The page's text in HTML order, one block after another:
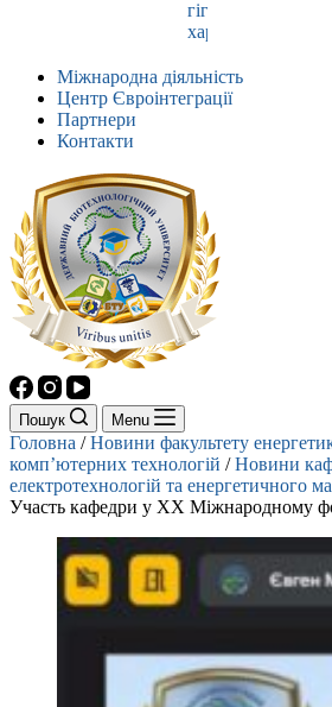
гігієни
харчування
Міжнародна діяльність
Центр Євроінтеграції
Партнери
Контакти
Пошук Menu
Головна /Новини факультету
комп’ютерних технологій /Новини
електротехнологій та енергетичного
Участь кафедри у ХХ Міжнародному